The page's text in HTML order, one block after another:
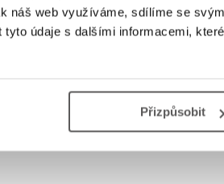
náš web využíváme, sdílíme se
tyto údaje s dalšími informacemi,
Přizpůsobit